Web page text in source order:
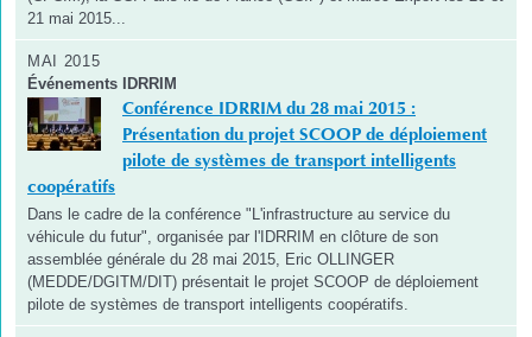
21 mai 2015...
MAI 2015
Événements IDRRIM
Conférence IDRRIM du 28 mai 2015 :
Présentation du projet SCOOP de déploiement
pilote de systèmes de transport intelligents
coopératifs
Dans le cadre de la conférence "L'infrastructure au service du
véhicule du futur", organisée par l'IDRRIM en clôture de son
assemblée générale du 28 mai 2015, Eric OLLINGER
(MEDDE/DGITM/DIT) présentait le projet SCOOP de déploiement
pilote de systèmes de transport intelligents coopératifs.